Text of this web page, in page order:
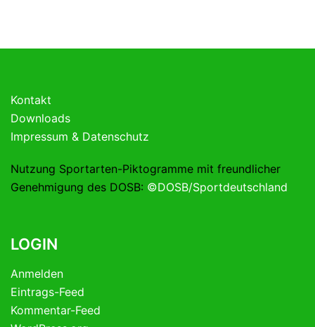
Kontakt
Downloads
Impressum & Datenschutz
Nutzung Sportarten-Piktogramme mit freundlicher
Genehmigung des DOSB: ©DOSB/Sportdeutschland
LOGIN
Anmelden
Eintrags-Feed
Kommentar-Feed